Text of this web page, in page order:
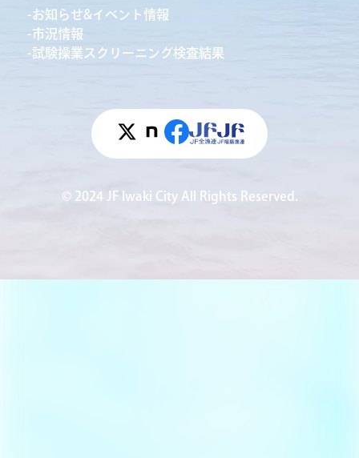
お知らせ&イベント情報
市況情報
試験操業スクリーニング検査結果
© 2024 JF Iwaki City All Rights Reserved.